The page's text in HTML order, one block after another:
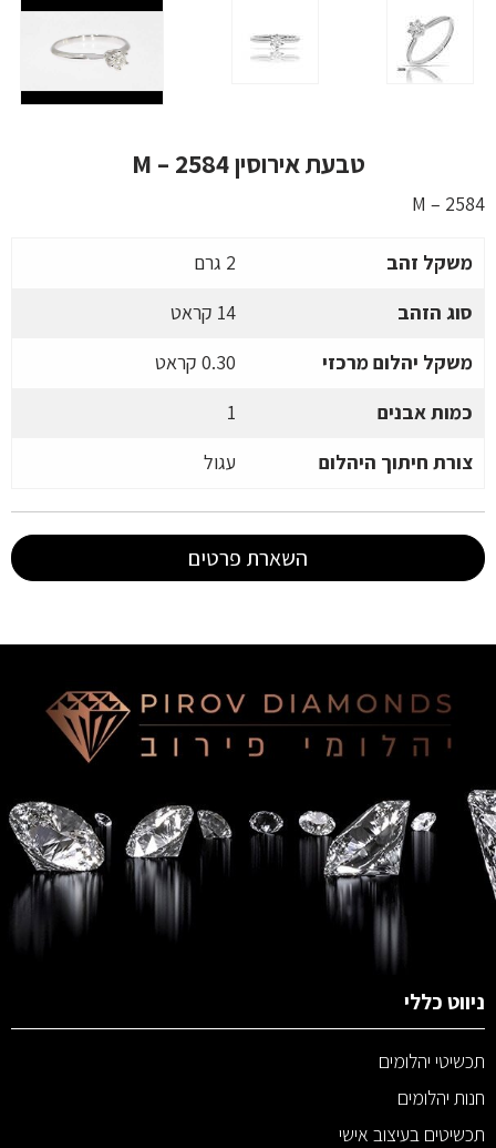
טבעת אירוסין M – 2584
M – 2584
משקל זהב
2 גרם
סוג הזהב
14 קראט
משקל יהלום מרכזי
0.30 קראט
כמות אבנים
1
צורת חיתוך היהלום
עגול
השארת פרטים
ניווט כללי
תכשיטי יהלומים
חנות יהלומים
תכשיטים בעיצוב אישי